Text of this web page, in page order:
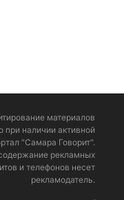
материалов
при наличии активной
"Самара Говорит".
рекламных
и телефонов несет
рекламодатель.